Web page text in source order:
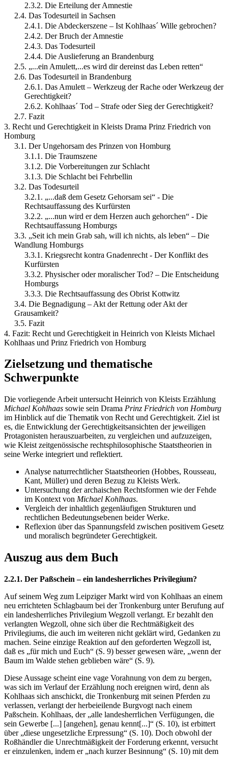
2.3.2. Die Erteilung der Amnestie
2.4. Das Todesurteil in Sachsen
2.4.1. Die Abdeckerszene – Ist Kohlhaas´ Wille gebrochen?
2.4.2. Der Bruch der Amnestie
2.4.3. Das Todesurteil
2.4.4. Die Auslieferung an Brandenburg
2.5. „...ein Amulett,...es wird dir dereinst das Leben retten“
2.6. Das Todesurteil in Brandenburg
2.6.1. Das Amulett – Werkzeug der Rache oder Werkzeug der
Gerechtigkeit?
2.6.2. Kohlhaas´ Tod – Strafe oder Sieg der Gerechtigkeit?
2.7. Fazit
3. Recht und Gerechtigkeit in Kleists Drama Prinz Friedrich von
Homburg
3.1. Der Ungehorsam des Prinzen von Homburg
3.1.1. Die Traumszene
3.1.2. Die Vorbereitungen zur Schlacht
3.1.3. Die Schlacht bei Fehrbellin
3.2. Das Todesurteil
3.2.1. „...daß dem Gesetz Gehorsam sei“ - Die
Rechtsauffassung des Kurfürsten
3.2.2. „...nun wird er dem Herzen auch gehorchen“ - Die
Rechtsauffassung Homburgs
3.3. „Seit ich mein Grab sah, will ich nichts, als leben“ – Die
Wandlung Homburgs
3.3.1. Kriegsrecht kontra Gnadenrecht - Der Konflikt des
Kurfürsten
3.3.2. Physischer oder moralischer Tod? – Die Entscheidung
Homburgs
3.3.3. Die Rechtsauffassung des Obrist Kottwitz
3.4. Die Begnadigung – Akt der Rettung oder Akt der
Grausamkeit?
3.5. Fazit
4. Fazit: Recht und Gerechtigkeit in Heinrich von Kleists Michael
Kohlhaas und Prinz Friedrich von Homburg
Zielsetzung und thematische
Schwerpunkte
Die vorliegende Arbeit untersucht Heinrich von Kleists Erzählung
Michael Kohlhaas sowie sein Drama Prinz Friedrich von Homburg
im Hinblick auf die Thematik von Recht und Gerechtigkeit. Ziel ist
es, die Entwicklung der Gerechtigkeitsansichten der jeweiligen
Protagonisten herauszuarbeiten, zu vergleichen und aufzuzeigen,
wie Kleist zeitgenössische rechtsphilosophische Staatstheorien in
seine Werke integriert und reflektiert.
Analyse naturrechtlicher Staatstheorien (Hobbes, Rousseau,
Kant, Müller) und deren Bezug zu Kleists Werk.
Untersuchung der archaischen Rechtsformen wie der Fehde
im Kontext von Michael Kohlhaas.
Vergleich der inhaltlich gegenläufigen Strukturen und
rechtlichen Bedeutungsebenen beider Werke.
Reflexion über das Spannungsfeld zwischen positivem Gesetz
und moralisch begründeter Gerechtigkeit.
Auszug aus dem Buch
2.2.1. Der Paßschein – ein landesherrliches Privilegium?
Auf seinem Weg zum Leipziger Markt wird von Kohlhaas an einem
neu errichteten Schlagbaum bei der Tronkenburg unter Berufung auf
ein landesherrliches Privilegium Wegzoll verlangt. Er bezahlt den
verlangten Wegzoll, ohne sich über die Rechtmäßigkeit des
Privilegiums, die auch im weiteren nicht geklärt wird, Gedanken zu
machen. Seine einzige Reaktion auf den geforderten Wegzoll ist,
daß es „für mich und Euch“ (S. 9) besser gewesen wäre, „wenn der
Baum im Walde stehen geblieben wäre“ (S. 9).
Diese Aussage scheint eine vage Vorahnung von dem zu bergen,
was sich im Verlauf der Erzählung noch ereignen wird, denn als
Kohlhaas sich anschickt, die Tronkenburg mit seinen Pferden zu
verlassen, verlangt der herbeieilende Burgvogt nach einem
Paßschein. Kohlhaas, der „alle landesherrlichen Verfügungen, die
sein Gewerbe [...] [angehen], genau kennt[...]“ (S. 10), ist erbittert
über „diese ungesetzliche Erpressung“ (S. 10). Doch obwohl der
Roßhändler die Unrechtmäßigkeit der Forderung erkennt, versucht
er einzulenken, indem er „nach kurzer Besinnung“ (S. 10) mit dem